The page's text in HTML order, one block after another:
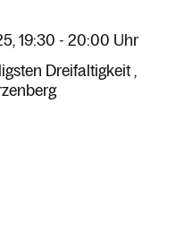
19:30 - 20:00 Uhr
Dreifaltigkeit